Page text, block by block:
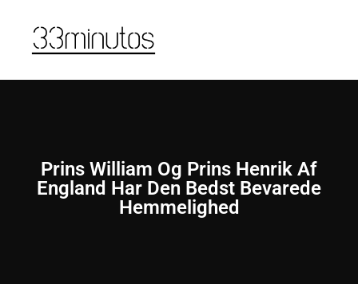
Prins William Og Prins Henrik Af
England Har Den Bedst Bevarede
Hemmelighed